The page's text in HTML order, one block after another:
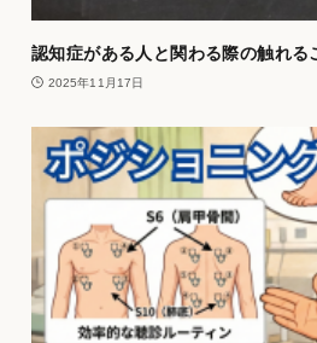
認知症がある人と関わる際の触れる
2025年11月17日